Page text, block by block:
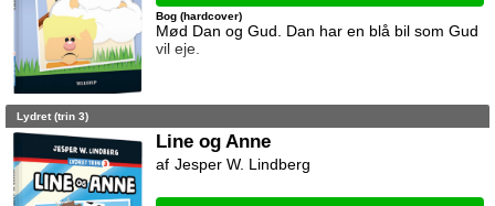
Mød Dan og Gud. Dan har en blå bil som Gud
vil eje.
Bog (hardcover)
Lydret (trin 3)
Line og Anne
Jesper W. Lindberg